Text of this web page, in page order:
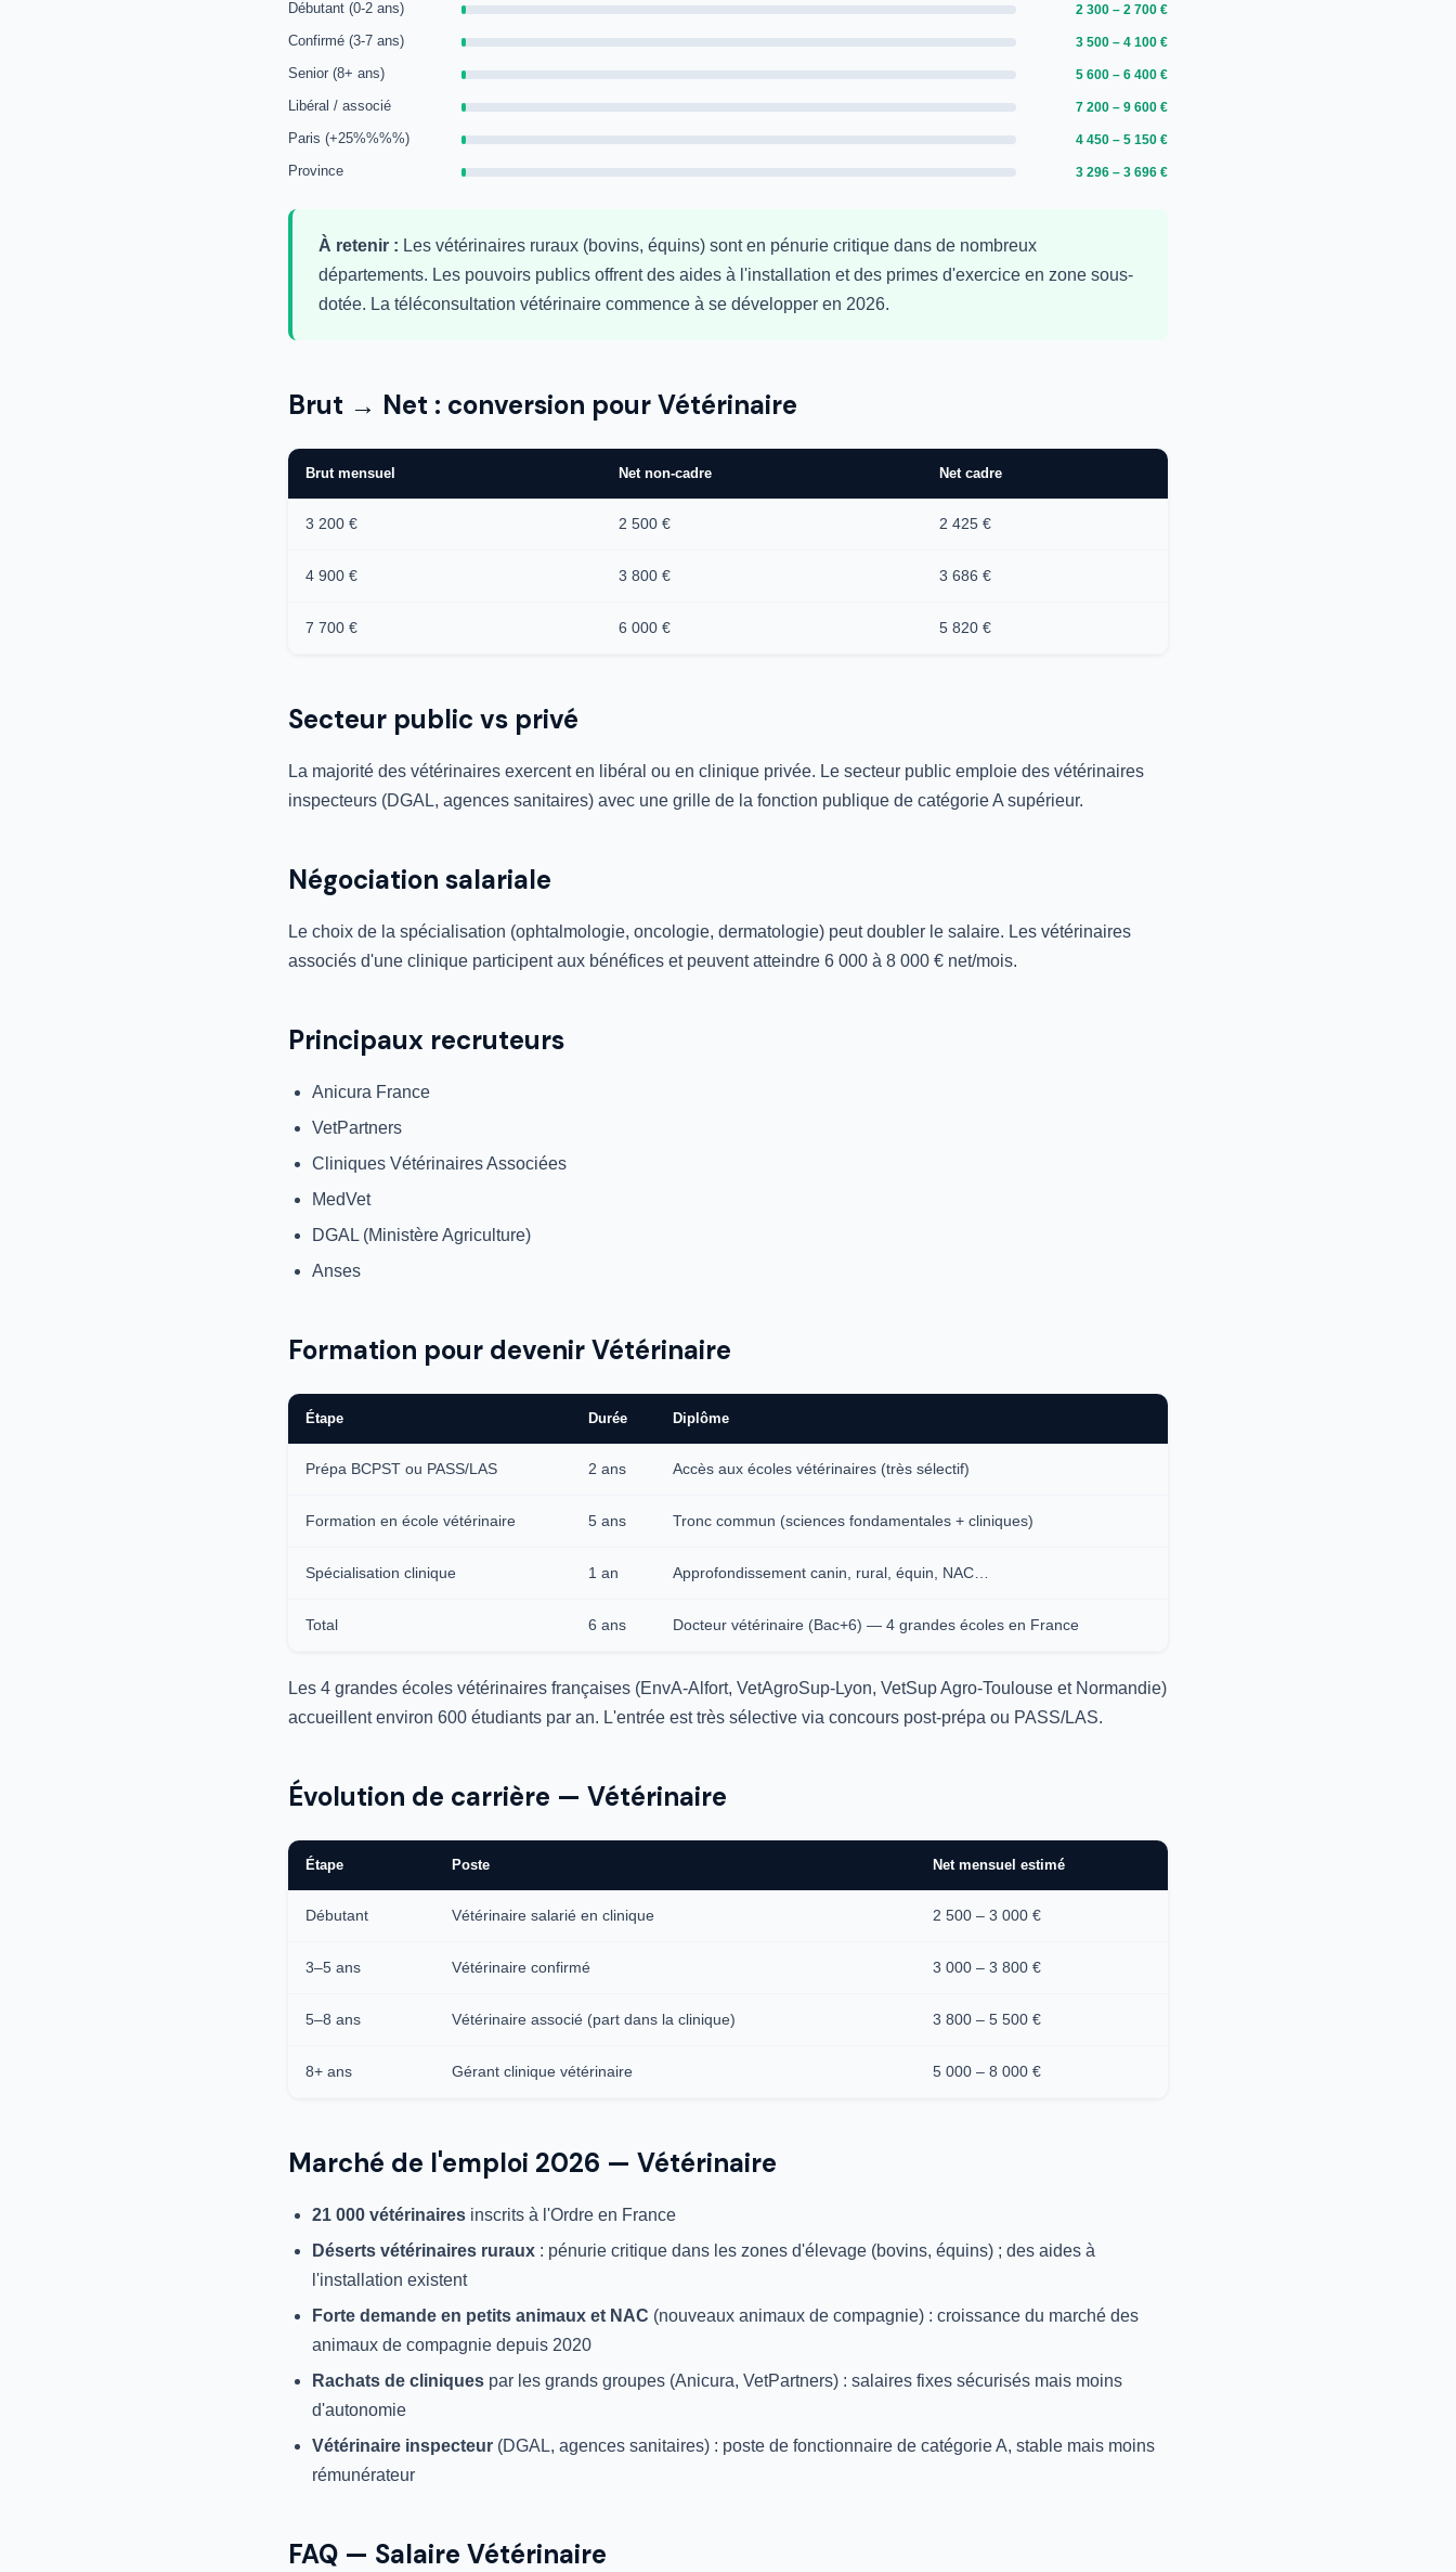
Débutant (0-2 ans) 2 300 – 2 700 €
Confirmé (3-7 ans) 3 500 – 4 100 €
Senior (8+ ans) 5 600 – 6 400 €
Libéral / associé 7 200 – 9 600 €
Paris (+25%%%%) 4 450 – 5 150 €
Province 3 296 – 3 696 €
À retenir : Les vétérinaires ruraux (bovins, équins) sont en pénurie critique dans de nombreux
départements. Les pouvoirs publics offrent des aides à l'installation et des primes d'exercice en zone sous-
dotée. La téléconsultation vétérinaire commence à se développer en 2026.
Brut → Net : conversion pour Vétérinaire
Brut mensuel Net non-cadre Net cadre
3 200 € 2 500 € 2 425 €
4 900 € 3 800 € 3 686 €
7 700 € 6 000 € 5 820 €
Secteur public vs privé
La majorité des vétérinaires exercent en libéral ou en clinique privée. Le secteur public emploie des vétérinaires
inspecteurs (DGAL, agences sanitaires) avec une grille de la fonction publique de catégorie A supérieur.
Négociation salariale
Le choix de la spécialisation (ophtalmologie, oncologie, dermatologie) peut doubler le salaire. Les vétérinaires
associés d'une clinique participent aux bénéfices et peuvent atteindre 6 000 à 8 000 € net/mois.
Principaux recruteurs
Anicura France
VetPartners
Cliniques Vétérinaires Associées
MedVet
DGAL (Ministère Agriculture)
Anses
Formation pour devenir Vétérinaire
Étape Durée Diplôme
Prépa BCPST ou PASS/LAS 2 ans Accès aux écoles vétérinaires (très sélectif)
Formation en école vétérinaire 5 ans Tronc commun (sciences fondamentales + cliniques)
Spécialisation clinique 1 an Approfondissement canin, rural, équin, NAC…
Total 6 ans Docteur vétérinaire (Bac+6) — 4 grandes écoles en France
Les 4 grandes écoles vétérinaires françaises (EnvA-Alfort, VetAgroSup-Lyon, VetSup Agro-Toulouse et Normandie)
accueillent environ 600 étudiants par an. L'entrée est très sélective via concours post-prépa ou PASS/LAS.
Évolution de carrière — Vétérinaire
Étape Poste Net mensuel estimé
Débutant Vétérinaire salarié en clinique 2 500 – 3 000 €
3–5 ans Vétérinaire confirmé 3 000 – 3 800 €
5–8 ans Vétérinaire associé (part dans la clinique) 3 800 – 5 500 €
8+ ans Gérant clinique vétérinaire 5 000 – 8 000 €
Marché de l'emploi 2026 — Vétérinaire
21 000 vétérinaires inscrits à l'Ordre en France
Déserts vétérinaires ruraux : pénurie critique dans les zones d'élevage (bovins, équins) ; des aides à
l'installation existent
Forte demande en petits animaux et NAC (nouveaux animaux de compagnie) : croissance du marché des
animaux de compagnie depuis 2020
Rachats de cliniques par les grands groupes (Anicura, VetPartners) : salaires fixes sécurisés mais moins
d'autonomie
Vétérinaire inspecteur (DGAL, agences sanitaires) : poste de fonctionnaire de catégorie A, stable mais moins
rémunérateur
FAQ — Salaire Vétérinaire